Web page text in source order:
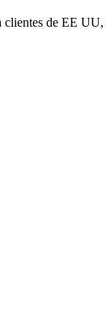
clientes de EE